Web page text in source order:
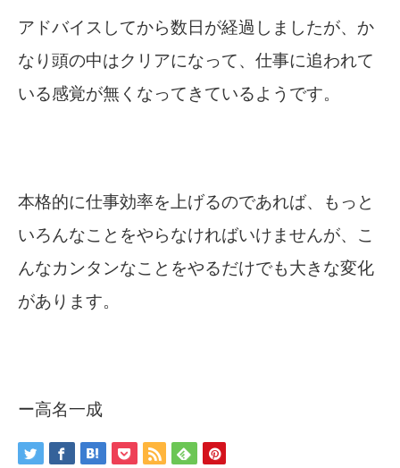
アドバイスしてから数日が経過しましたが、か
なり頭の中はクリアになって、仕事に追われて
いる感覚が無くなってきているようです。
本格的に仕事効率を上げるのであれば、もっと
いろんなことをやらなければいけませんが、こ
んなカンタンなことをやるだけでも大きな変化
があります。
ー高名一成